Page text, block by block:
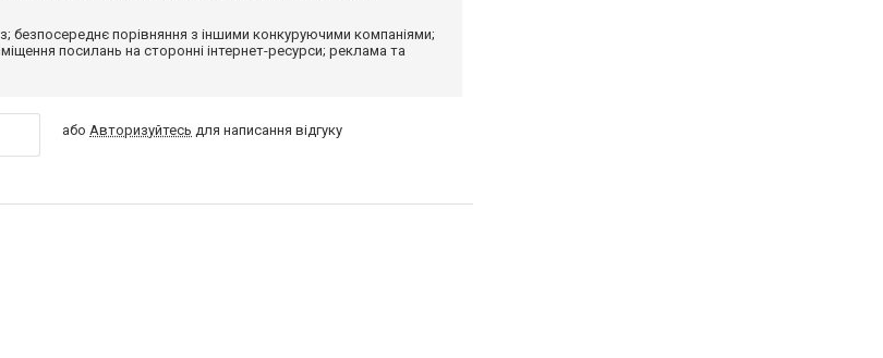
безпосереднє порівняння з іншими конкуруючими компаніями;
посилань на сторонні інтернет-ресурси; реклама та
абоАвторизуйтесь для написання відгуку